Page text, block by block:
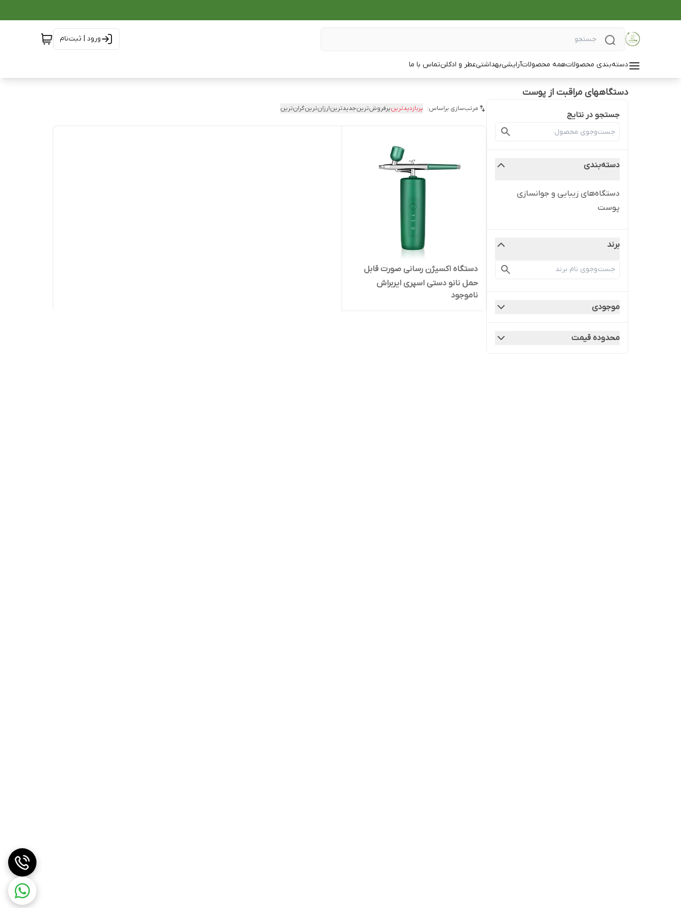
ورود | ثبت‌نام
دسته‌بندی محصولاتهمه محصولاتآرایشیبهداشتیعطر و ادکلنتماس با ما
دستگاههای مراقبت از پوست
جستجو در نتایج
دسته‌بندی
دستگاه‌های زیبایی و جوانسازی
پوست
برند
موجودی
محدوده قیمت
مرتب‌سازی براساس: پربازدیدترینپرفروش‌ترینجدیدترینارزان‌ترینگران‌ترین
دستگاه اکسیژن‌ رسانی صورت قابل
حمل نانو دستی اسپری ایربراش
جوان‌سازی پوست
ناموجود